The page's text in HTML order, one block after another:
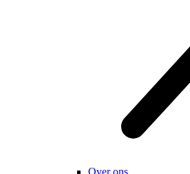
Over ons